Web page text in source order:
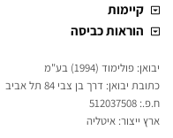
קיימות
הוראות כביסה
יבואן: פולימוד (1994) בע"מ
כתובת יבואן: דרך בן צבי 84 תל אביב
ח.פ.: 512037508
ארץ ייצור: איטליה